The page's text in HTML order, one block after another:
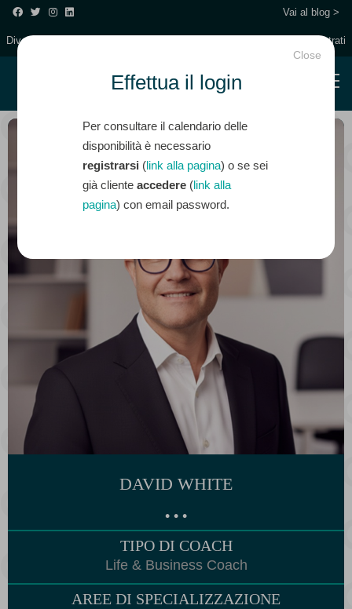
Vai al blog >
Diventa un Coach Partner Entra/Registrati
DAVID WHITE
• • •
TIPO DI COACH
Life & Business Coach
AREE DI SPECIALIZZAZIONE
Close
Effettua il login
Per consultare il calendario delle
disponibilità è necessario
registrarsi (link alla pagina) o se sei
già clienteaccedere (link alla
pagina) con email password.